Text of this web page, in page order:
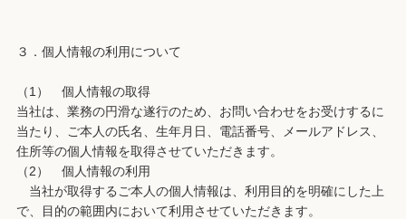
３．個人情報の利用について
（1） 個人情報の取得
当社は、業務の円滑な遂行のため、お問い合わせをお受けするに
当たり、ご本人の氏名、生年月日、電話番号、メールアドレス、
住所等の個人情報を取得させていただきます。
（2） 個人情報の利用
当社が取得するご本人の個人情報は、利用目的を明確にした上
で、目的の範囲内において利用させていただきます。